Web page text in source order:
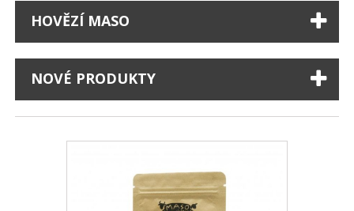
HOVĚZÍ MASO
NOVÉ PRODUKTY